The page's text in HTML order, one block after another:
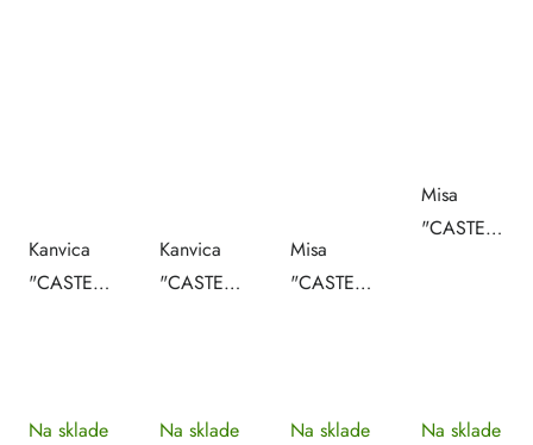
Kanvica
"CASTELLO"
Na sklade
Kanvica
"CASTELLO"
Na sklade
Misa
"CASTELLO"
3,5 l
Na sklade
Misa
"CASTELLO"
Na sklade